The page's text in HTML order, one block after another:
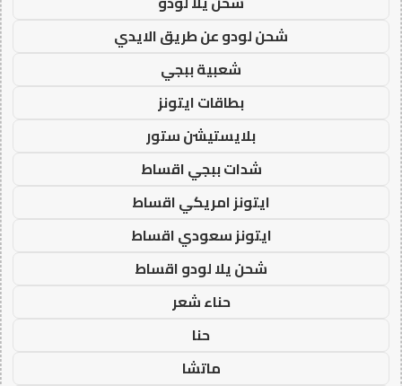
شحن لودو عن طريق الايدي
شعبية ببجي
بطاقات ايتونز
بلايستيشن ستور
شدات ببجي اقساط
ايتونز امريكي اقساط
ايتونز سعودي اقساط
شحن يلا لودو اقساط
حناء شعر
حنا
ماتشا